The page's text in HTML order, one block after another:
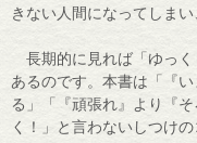
きない人間になってしま
長期的に見れば「ゆっく
あるのです。本書は「『
る」「『頑張れ』より『
く！」と言わないしつけ